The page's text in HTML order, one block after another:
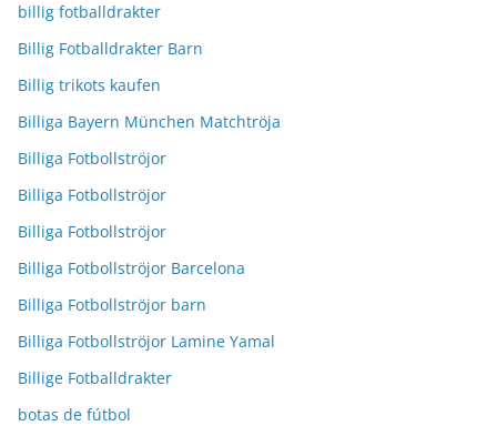
billig fotballdrakter
Billig Fotballdrakter Barn
Billig trikots kaufen
Billiga Bayern München Matchtröja
Billiga Fotbollströjor
Billiga Fotbollströjor
Billiga Fotbollströjor
Billiga Fotbollströjor Barcelona
Billiga Fotbollströjor barn
Billiga Fotbollströjor Lamine Yamal
Billige Fotballdrakter
botas de fútbol